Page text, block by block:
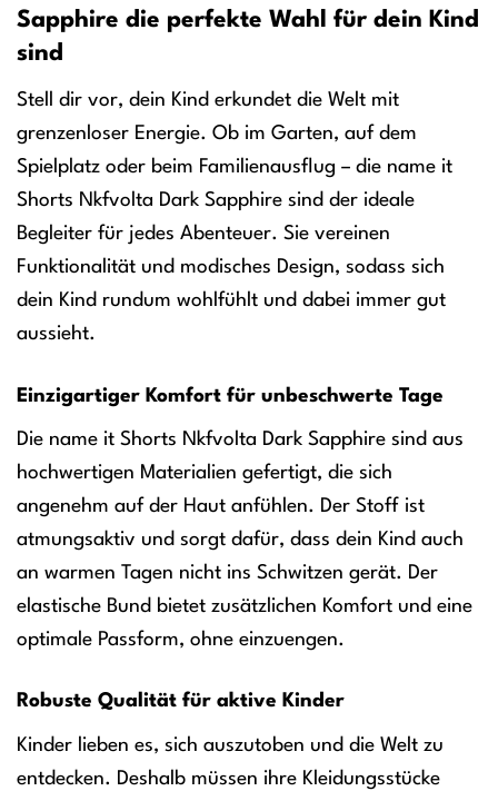
Sapphire die perfekte Wahl für dein Kind
sind
Stell dir vor, dein Kind erkundet die Welt mit
grenzenloser Energie. Ob im Garten, auf dem
Spielplatz oder beim Familienausflug – die name it
Shorts Nkfvolta Dark Sapphire sind der ideale
Begleiter für jedes Abenteuer. Sie vereinen
Funktionalität und modisches Design, sodass sich
dein Kind rundum wohlfühlt und dabei immer gut
aussieht.
Einzigartiger Komfort für unbeschwerte Tage
Die name it Shorts Nkfvolta Dark Sapphire sind aus
hochwertigen Materialien gefertigt, die sich
angenehm auf der Haut anfühlen. Der Stoff ist
atmungsaktiv und sorgt dafür, dass dein Kind auch
an warmen Tagen nicht ins Schwitzen gerät. Der
elastische Bund bietet zusätzlichen Komfort und eine
optimale Passform, ohne einzuengen.
Robuste Qualität für aktive Kinder
Kinder lieben es, sich auszutoben und die Welt zu
entdecken. Deshalb müssen ihre Kleidungsstücke